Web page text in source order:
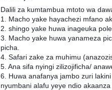
Dalili za kumtambua mtoto wa
1. Macho yake hayachezi mfano
2. shingo yake huwa inageuka
3. Macho yake huwa yanameza
picha.
4. Safari zake za muhimu
5. Ana sifa nyingi zilizojificha/
6. Huwa anafanya jambo zuri
nyumbani alafu yeye ndio akaanza